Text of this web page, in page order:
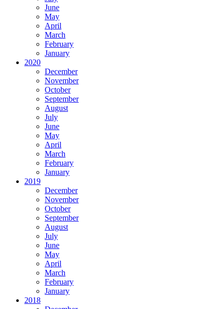
June
May
April
March
February
January
2020
December
November
October
September
August
July
June
May
April
March
February
January
2019
December
November
October
September
August
July
June
May
April
March
February
January
2018